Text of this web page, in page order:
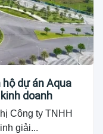
dự án Aqua
doanh
Công ty TNHH
giải...